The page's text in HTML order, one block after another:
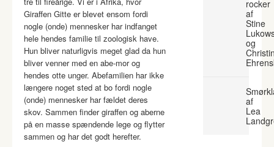
Giraffen Gitte er blevet ensom fordi
nogle (onde) mennesker har indfanget
hele hendes familie til zoologisk have.
Hun bliver naturligvis meget glad da hun
bliver venner med en abe-mor og
hendes otte unger. Abefamilien har ikke
længere noget sted at bo fordi nogle
(onde) mennesker har fældet deres
skov. Sammen finder giraffen og aberne
på en masse spændende lege og flytter
sammen og har det godt herefter.
rocker
af
Stine
og
af
Lea